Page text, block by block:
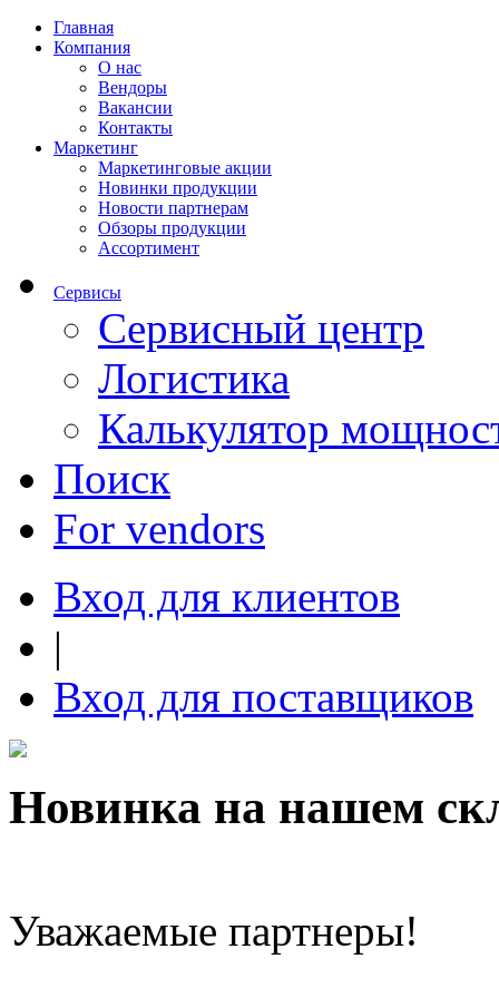
Главная
Компания
О нас
Вендоры
Вакансии
Контакты
Маркетинг
Маркетинговые акции
Новинки продукции
Новости партнерам
Обзоры продукции
Ассортимент
Сервисы
Сервисный центр
Логистика
Калькулятор
Поиск
For vendors
Вход для клиентов
|
Вход для поставщиков
Новинка на нашем
Уважаемые партнеры!